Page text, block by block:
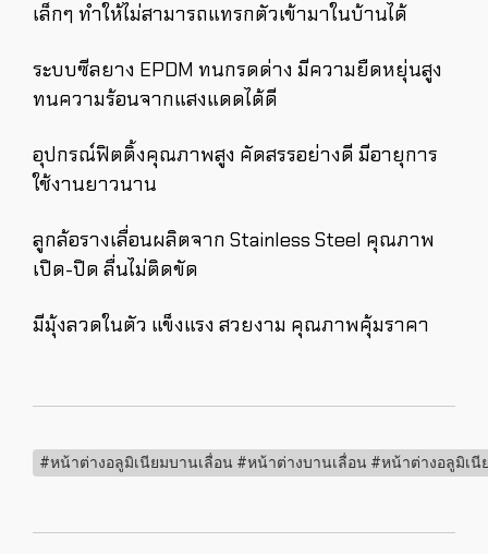
เล็กๆ ทำให้ไม่สามารถแทรกตัวเข้ามาในบ้านได้
ระบบซีลยาง EPDM ทนกรดด่าง มีความยืดหยุ่นสูง
ทนความร้อนจากแสงแดดได้ดี
อุปกรณ์ฟิตติ้งคุณภาพสูง คัดสรรอย่างดี มีอายุการ
ใช้งานยาวนาน
ลูกล้อรางเลื่อนผลิตจาก Stainless Steel คุณภาพ
เปิด-ปิด ลื่นไม่ติดขัด
มีมุ้งลวดในตัว แข็งแรง สวยงาม คุณภาพคุ้มราคา
#หน้าต่างอลูมิเนียมบานเลื่อน #หน้าต่างบานเลื่อน #หน้าต่างอลูมิเนี